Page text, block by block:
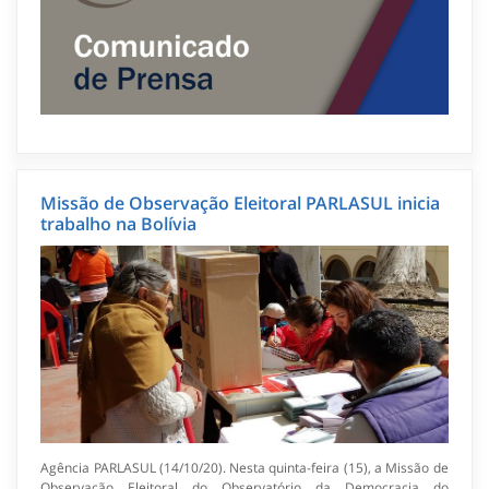
Missão de Observação Eleitoral PARLASUL inicia
trabalho na Bolívia
Agência PARLASUL (14/10/20). Nesta quinta-feira (15), a Missão de